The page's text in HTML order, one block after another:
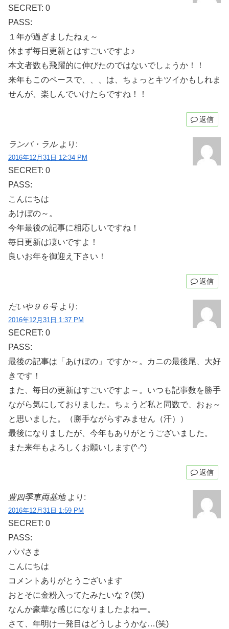
SECRET: 0
PASS:
１年が過ぎましたねぇ～
休まず毎日更新とはすごいですよ♪
本文者数も飛躍的に伸びたのではないでしょうか！！
来年もこのペースで、、、は、ちょっとキツイかもしれま
せんが、楽しんでいけたらですね！！
返信
ランバ・ラル より:
2016年12月31日 12:34 PM
SECRET: 0
PASS:
こんにちは
あけぼの～。
今年最後の記事に相応しいですね！
毎日更新は凄いですよ！
良いお年を御迎え下さい！
返信
だいや９６号 より:
2016年12月31日 1:37 PM
SECRET: 0
PASS:
最後の記事は「あけぼの」ですか～。カニの最後尾、大好
きです！
また、毎日の更新はすごいですよ～。いつも記事数を勝手
ながら気にしておりました。ちょうど私と同数で、おぉ～
と思いました。（勝手ながらすみません（汗））
最後になりましたが、今年もありがとうございました。
また来年もよろしくお願いします(^-^)
返信
豊四季車両基地 より:
2016年12月31日 1:59 PM
SECRET: 0
PASS:
パパさま
こんにちは
コメントありがとうございます
おとそに金粉入ってたみたいな？(笑)
なんか豪華な感じになりましたよねー。
さて、年明け一発目はどうしようかな…(笑)